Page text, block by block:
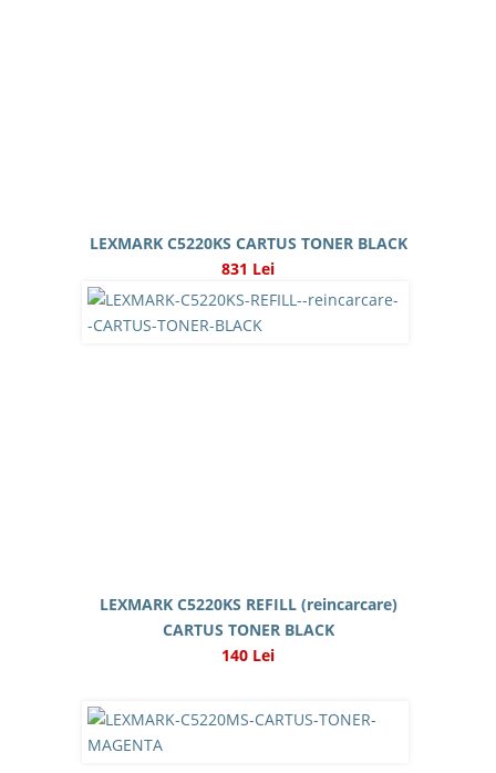
LEXMARK C5220KS CARTUS TONER BLACK
831 Lei
LEXMARK C5220KS REFILL (reincarcare)
CARTUS TONER BLACK
140 Lei